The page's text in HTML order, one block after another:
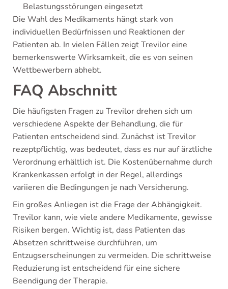
Belastungsstörungen eingesetzt
Die Wahl des Medikaments hängt stark von
individuellen Bedürfnissen und Reaktionen der
Patienten ab. In vielen Fällen zeigt Trevilor eine
bemerkenswerte Wirksamkeit, die es von seinen
Wettbewerbern abhebt.
FAQ Abschnitt
Die häufigsten Fragen zu Trevilor drehen sich um
verschiedene Aspekte der Behandlung, die für
Patienten entscheidend sind. Zunächst ist Trevilor
rezeptpflichtig, was bedeutet, dass es nur auf ärztliche
Verordnung erhältlich ist. Die Kostenübernahme durch
Krankenkassen erfolgt in der Regel, allerdings
variieren die Bedingungen je nach Versicherung.
Ein großes Anliegen ist die Frage der Abhängigkeit.
Trevilor kann, wie viele andere Medikamente, gewisse
Risiken bergen. Wichtig ist, dass Patienten das
Absetzen schrittweise durchführen, um
Entzugserscheinungen zu vermeiden. Die schrittweise
Reduzierung ist entscheidend für eine sichere
Beendigung der Therapie.